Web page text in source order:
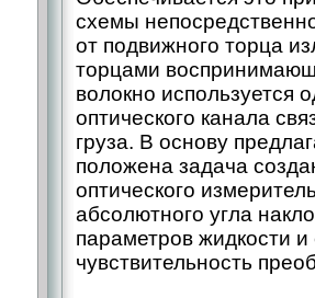
схемы
от подвижного торца
торцами
волокно используется
оптического канала
груза. В основу
положена задача
оптического
абсолютного угла
параметров жидкости
чувствительность